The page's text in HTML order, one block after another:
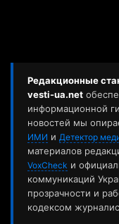
Редакционные
vesti-ua.net
информационной
новостей мы
ИМИ и Детектор
материалов
VoxCheck и
коммуникаций
прозрачности и
кодексом